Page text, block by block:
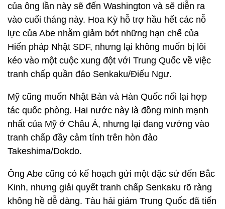
của ông lần này sẽ đến Washington và sẽ diễn ra
vào cuối tháng này. Hoa Kỳ hỗ trợ hầu hết các nỗ
lực của Abe nhằm giảm bớt những hạn chế của
Hiến pháp Nhật SDF, nhưng lại không muốn bị lôi
kéo vào một cuộc xung đột với Trung Quốc về việc
tranh chấp quần đảo Senkaku/Điếu Ngư.
Mỹ cũng muốn Nhật Bản và Hàn Quốc nối lại hợp
tác quốc phòng. Hai nước này là đồng minh mạnh
nhất của Mỹ ở Châu Á, nhưng lại đang vướng vào
tranh chấp đầy cảm tính trên hòn đảo
Takeshima/Dokdo.
Ông Abe cũng có kế hoạch gửi một đặc sứ đến Bắc
Kinh, nhưng giải quyết tranh chấp Senkaku rõ ràng
không hề dễ dàng. Tàu hải giám Trung Quốc đã tiến